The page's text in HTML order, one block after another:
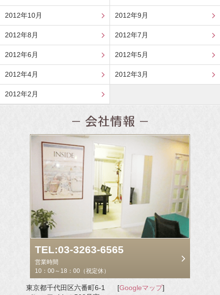
2012年10月 2012年9月
2012年8月 2012年7月
2012年6月 2012年5月
2012年4月 2012年3月
2012年2月
TEL:03-3263-6565
営業時間
10：00～18：00（祝定休）
東京都千代田区六番町6-1
[Googleマップ]